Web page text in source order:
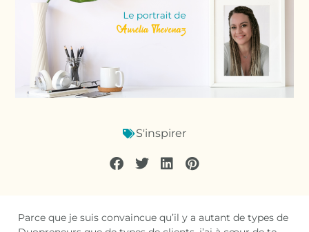
S'inspirer
Parce que je suis convaincue qu’il y a autant de types de